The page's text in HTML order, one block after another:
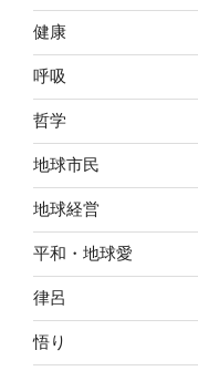
健康
呼吸
哲学
地球市民
地球経営
平和・地球愛
律呂
悟り